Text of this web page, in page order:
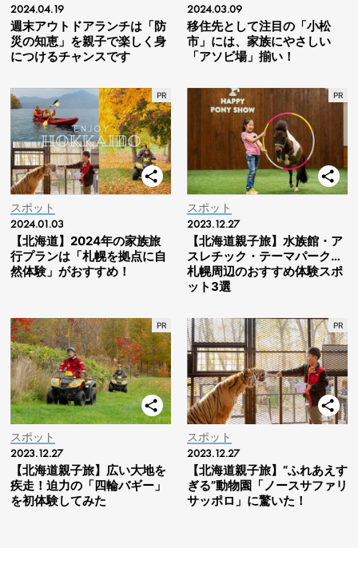
2024.04.19
週末アウトドアランチは「防
災の知恵」を親子で楽しく身
につけるチャンスです
2024.03.09
移住先として注目の「小松
市」には、家族にやさしい
「アソビ場」揃い！
スポット
2024.01.03
【北海道】2024年の家族旅
行プランは「札幌を拠点に自
然体験」がおすすめ！
スポット
2023.12.27
【北海道親子旅】水族館・ア
スレチック・テーマパーク…
札幌周辺のおすすめ体験スポ
ット3選
スポット
2023.12.27
【北海道親子旅】広い大地を
疾走！迫力の「四輪バギー」
を初体験してみた
スポット
2023.12.27
【北海道親子旅】“ふれあえす
ぎる”動物園「ノースサファリ
サッポロ」に驚いた！